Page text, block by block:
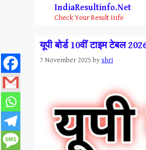
IndiaResultinfo.Net
Check Your Result Info
यूपी बोर्ड 10वीं टाइम टेबल
7 November 2025 by shri